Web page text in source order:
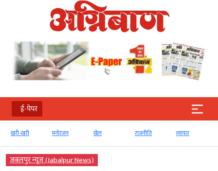
ई-पेपर
खरी-खरी मनोरंजन खेल राजनीति व्‍यापार
जबलपुर न्यूज़ (Jabalpur News)